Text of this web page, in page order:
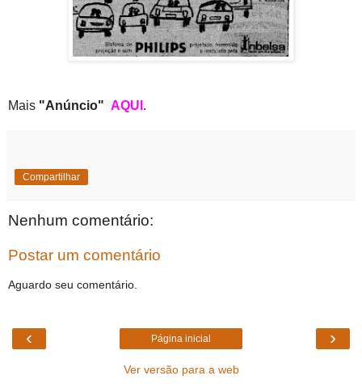
Mais "Anúncio" AQUI .
Compartilhar
Nenhum comentário:
Postar um comentário
Aguardo seu comentário.
‹ ›
Página inicial
Ver versão para a web